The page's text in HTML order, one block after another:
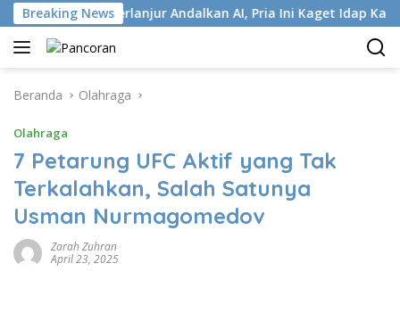
Langsung
ke
konten
Breaking News
Terlanjur Andalkan AI, Pria Ini Kaget Idap Kanker
Beranda Olahraga
Olahraga
7 Petarung UFC Aktif yang Tak
Terkalahkan, Salah Satunya
Usman Nurmagomedov
Zarah Zuhran
April 23, 2025